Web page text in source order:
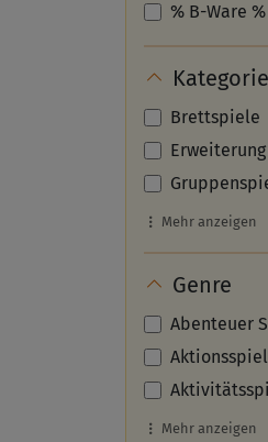
% B-Ware %
Kategorie
Brettspiele
Erweiterung
Mehr anzeigen
Genre
Abenteuer
Mehr anzeigen